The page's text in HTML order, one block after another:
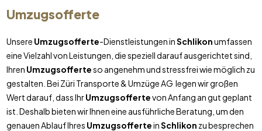
Umzugsofferte
Unsere Umzugsofferte-Dienstleistungen inSchlikonumfassen
eine Vielzahl von Leistungen, die speziell darauf ausgerichtet sind,
Ihren Umzugsofferteso angenehm und stressfrei wie möglich zu
gestalten. Bei Züri Transporte & Umzüge AG legen wir großen
Wert darauf, dass IhrUmzugsoffertevon Anfang an gut geplant
ist. Deshalb bieten wir Ihnen eine ausführliche Beratung, um den
genauen Ablauf Ihres UmzugsofferteinSchlikon zu besprechen